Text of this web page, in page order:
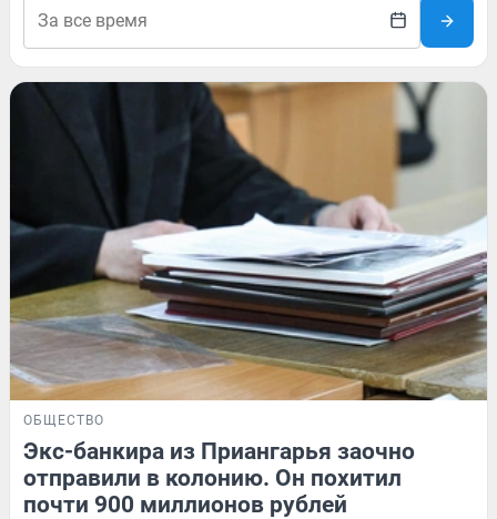
ОБЩЕСТВО
Экс-банкира из Приангарья заочно
отправили в колонию. Он похитил
почти 900 миллионов рублей